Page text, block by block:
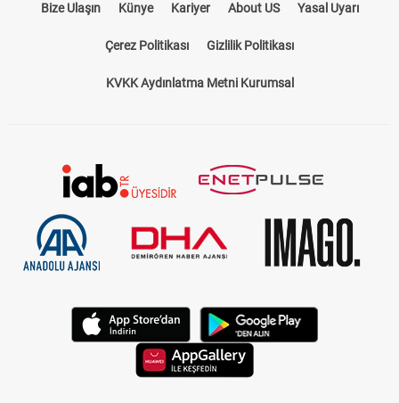
Bize Ulaşın Künye Kariyer About US Yasal Uyarı
Çerez Politikası Gizlilik Politikası
KVKK Aydınlatma Metni Kurumsal